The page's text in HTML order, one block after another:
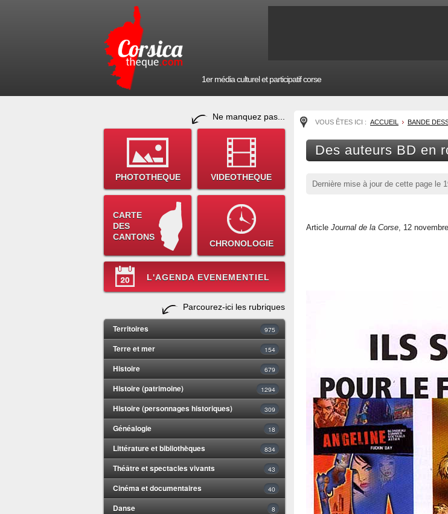
1er média culturel et participatif corse
Ne manquez pas...
PHOTOTHEQUE VIDEOTHEQUE
CARTE
DES
CANTONS
CHRONOLOGIE
L'AGENDA EVENEMENTIEL
Parcourez-ici les rubriques
Territoires 975
Terre et mer 154
Histoire 679
Histoire (patrimoine) 1294
Histoire (personnages historiques) 309
Généalogie 18
Littérature et bibliothèques 834
Théâtre et spectacles vivants 43
Cinéma et documentaires 40
Danse 8
VOUS ÊTES ICI : ACCUEIL BANDE
Des auteurs BD en
Dernière mise à jour de cette page le
Article Journal de la Corse, 12